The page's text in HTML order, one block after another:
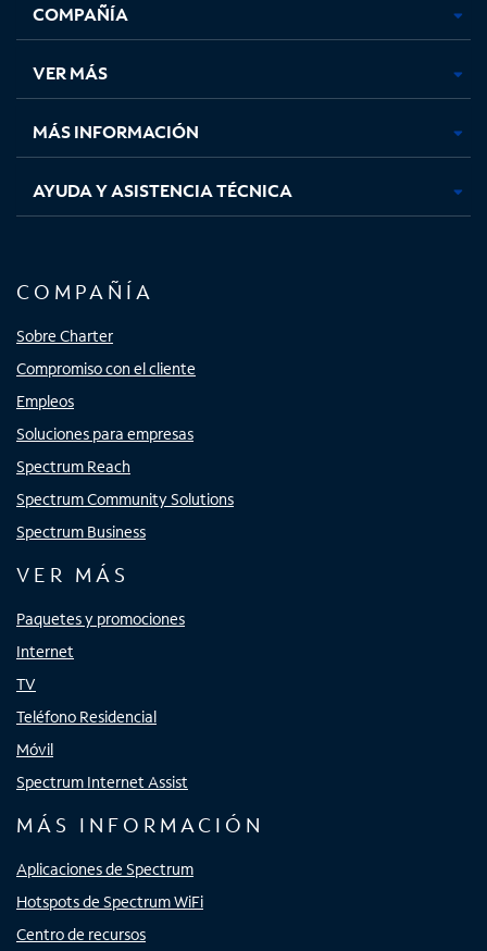
abre
en
pestaña
nueva
abre
en
pestaña
nueva
abre
en
pestaña
nueva
en
nueva
COMPAÑÍA
VER MÁS
MÁS INFORMACIÓN
AYUDA Y ASISTENCIA TÉCNICA
COMPAÑÍA
Sobre Charter
Compromiso con el cliente
Empleos
Soluciones para empresas
Spectrum Reach
Spectrum Community Solutions
Spectrum Business
VER MÁS
Paquetes y promociones
Internet
TV
Teléfono Residencial
Móvil
Spectrum Internet Assist
MÁS INFORMACIÓN
Aplicaciones de Spectrum
Hotspots de Spectrum WiFi
Centro de recursos